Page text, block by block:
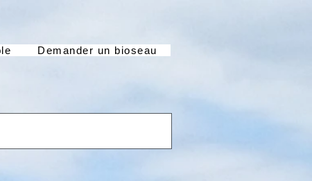
Demander un bioseau